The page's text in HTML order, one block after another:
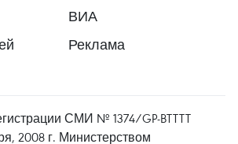
ВИА
Реклама
СМИ № 1374/GP-BTTTT
2008 г. Министерством